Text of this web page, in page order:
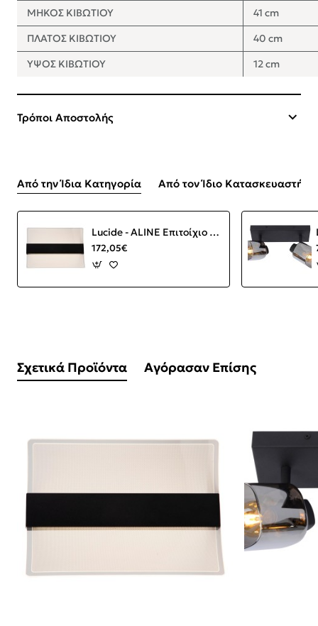
ΜΗΚΟΣ ΚΙΒΩΤΙΟΥ
41 cm
ΠΛΑΤΟΣ ΚΙΒΩΤΙΟΥ
40 cm
ΥΨΟΣ ΚΙΒΩΤΙΟΥ
12 cm
Τρόποι Αποστολής
Από την Ίδια Κατηγορία Από τον Ίδιο Κατασκευαστή
Lucide - ALINE Επιτοίχιο Φωτιστικό LED Διάφανο, Μαύρο Ματ 3000 K
172,05€
Σχετικά Προϊόντα Αγόρασαν Επίσης